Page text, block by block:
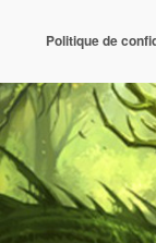
Politique de